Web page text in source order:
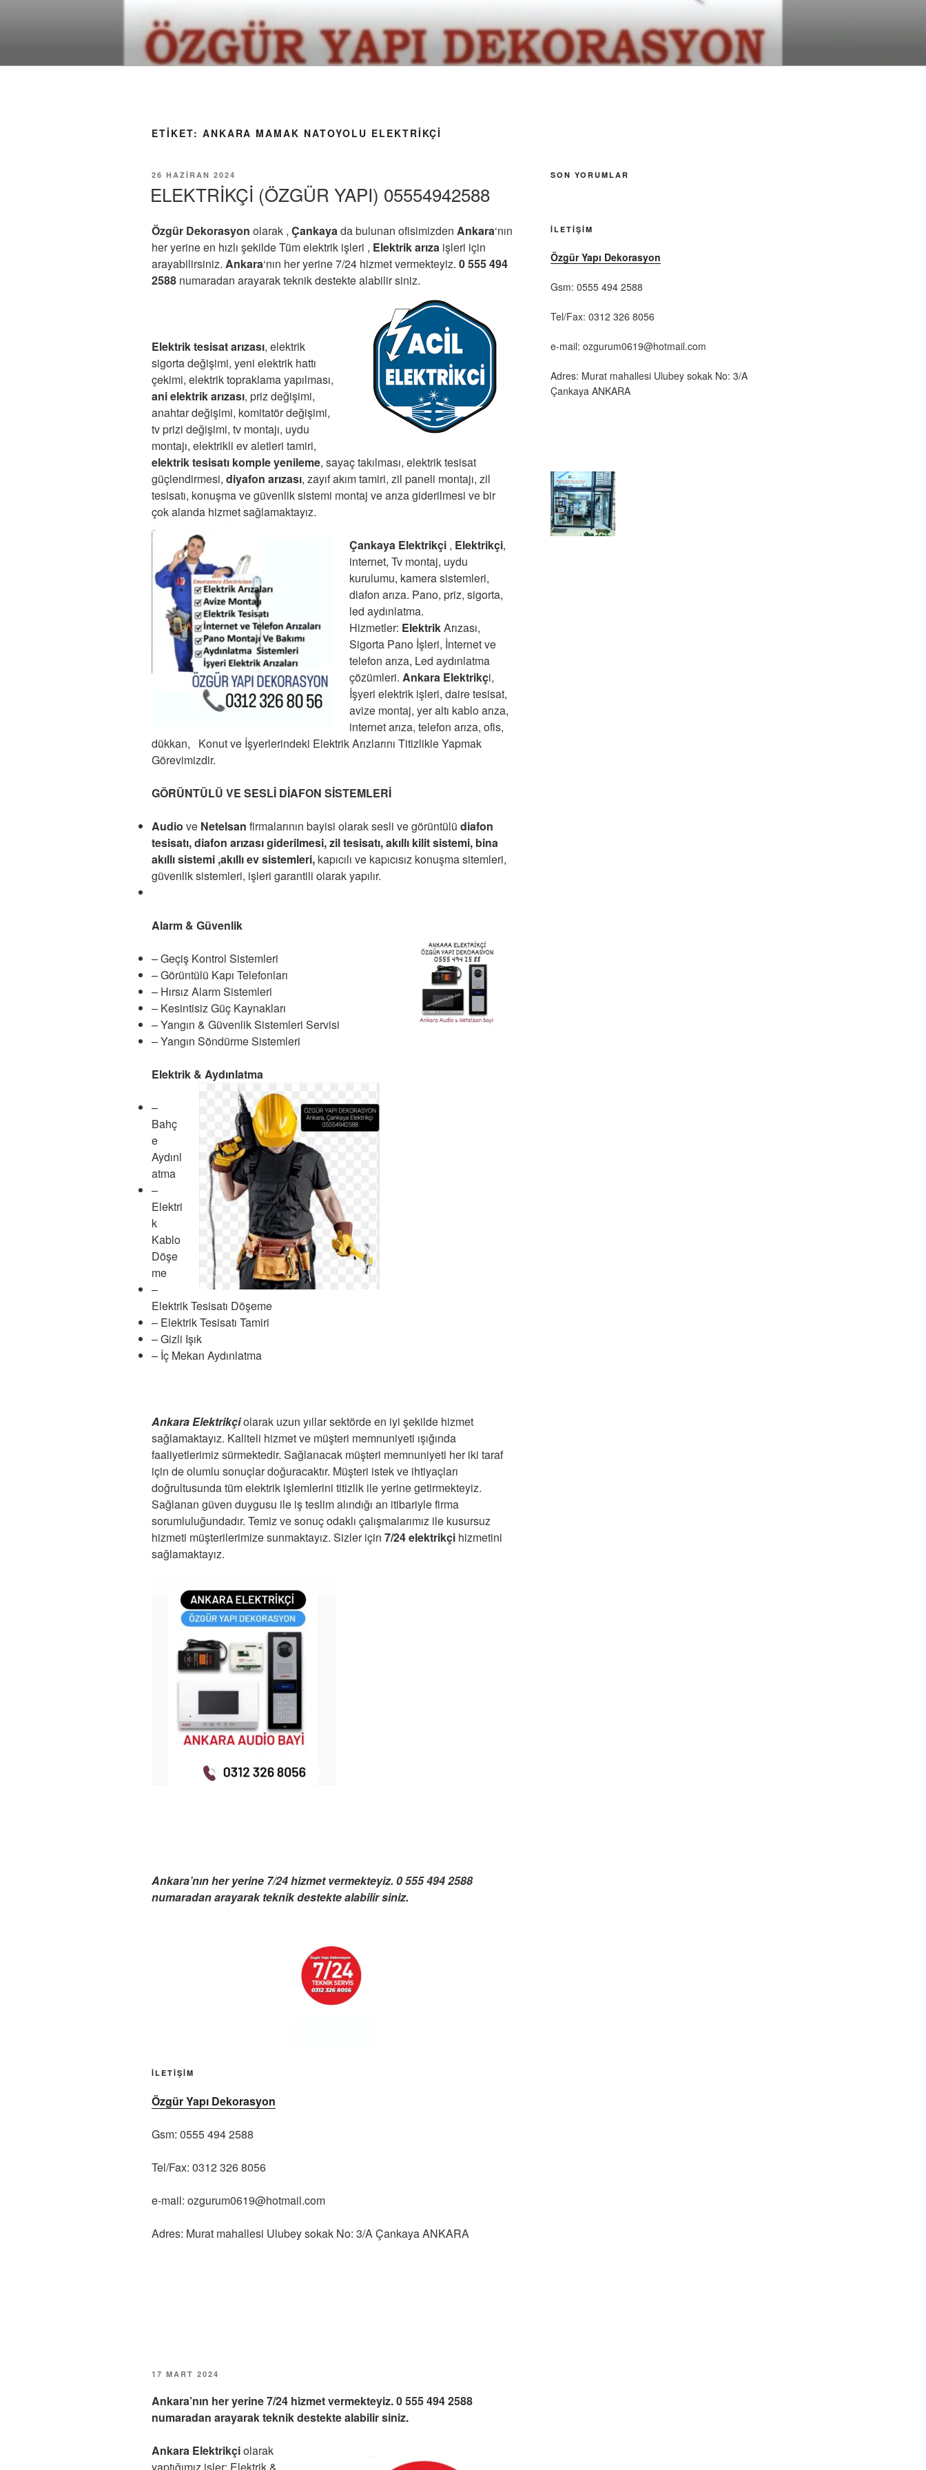
ETIKET: ANKARA MAMAK NATOYOLU ELEKTRIKÇI
YAYIM
26 HAZIRAN 2024
ELEKTRİKÇİ (ÖZGÜR YAPI) 05554942588
Özgür Dekorasyon olarak , Çankayada bulunan ofisimizden Ankara‘nın
her yerine en hızlı şekilde Tüm elektrik işleri , Elektrik arıza işleri için
arayabilirsiniz. Ankara‘nın her yerine 7/24 hizmet vermekteyiz. 0 555 494
2588 numaradan arayarak teknik destekte alabilir siniz.
Elektrik tesisat arızası, elektrik
sigorta değişimi, yeni elektrik hattı
çekimi, elektrik topraklama yapılması,
ani elektrik arızası, priz değişimi,
anahtar değişimi, komitatör değişimi,
tv prizi değişimi, tv montajı, uydu
montajı, elektrikli ev aletleri tamiri,
elektrik tesisatı komple yenileme, sayaç takılması, elektrik tesisat
güçlendirmesi, diyafon arızası, zayıf akım tamiri, zil paneli montajı, zil
tesisatı, konuşma ve güvenlik sistemi montaj ve arıza giderilmesi ve bir
çok alanda hizmet sağlamaktayız.
Çankaya Elektrikçi , Elektrikçi,
internet, Tv montaj, uydu
kurulumu, kamera sistemleri,
diafon arıza. Pano, priz, sigorta,
led aydınlatma.
Hizmetler: ElektrikArızası,
Sigorta Pano İşleri, İnternet ve
telefon arıza, Led aydınlatma
çözümleri. Ankara Elektrikçi,
İşyeri elektrik işleri, daire tesisat,
avize montaj, yer altı kablo arıza,
internet arıza, telefon arıza, ofis,
dükkan,
Konut ve İşyerlerindeki Elektrik Arızlarını Titizlikle Yapmak
Görevimizdir.
GÖRÜNTÜLÜ VE SESLİ DİAFON SİSTEMLERİ
Audio ve Netelsan firmalarının bayisi olarak sesli ve görüntülü diafon
tesisatı, diafon arızası giderilmesi, zil tesisatı, akıllı kilit sistemi, bina
akıllı sistemi ,akıllı ev sistemleri, kapıcılı ve kapıcısız konuşma sitemleri,
güvenlik sistemleri, işleri garantili olarak yapılır.
Alarm & Güvenlik
– Geçiş Kontrol Sistemleri
– Görüntülü Kapı Telefonları
– Hırsız Alarm Sistemleri
– Kesintisiz Güç Kaynakları
– Yangın & Güvenlik Sistemleri Servisi
– Yangın Söndürme Sistemleri
Elektrik & Aydınlatma
–
Bahç
e
Aydınl
atma
–
Elektri
k
Kablo
Döşe
me
–
Elektrik Tesisatı Döşeme
– Elektrik Tesisatı Tamiri
– Gizli Işık
– İç Mekan Aydınlatma
Ankara Elektrikçiolarak uzun yıllar sektörde en iyi şekilde hizmet
sağlamaktayız. Kaliteli hizmet ve müşteri memnuniyeti ışığında
faaliyetlerimiz sürmektedir. Sağlanacak müşteri memnuniyeti her iki taraf
için de olumlu sonuçlar doğuracaktır. Müşteri istek ve ihtiyaçları
doğrultusunda tüm elektrik işlemlerini titizlik ile yerine getirmekteyiz.
Sağlanan güven duygusu ile iş teslim alındığı an itibariyle firma
sorumluluğundadır. Temiz ve sonuç odaklı çalışmalarımız ile kusursuz
hizmeti müşterilerimize sunmaktayız. Sizler için 7/24 elektrikçi hizmetini
sağlamaktayız.
Ankara’nın her yerine 7/24 hizmet vermekteyiz. 0 555 494 2588
numaradan arayarak teknik destekte alabilir siniz.
İLETİŞİM
Özgür Yapı Dekorasyon
Gsm: 0555 494 2588
Tel/Fax: 0312 326 8056
e-mail: ozgurum0619@hotmail.com
Adres: Murat mahallesi Ulubey sokak No: 3/A Çankaya ANKARA
YAYIM
17 MART 2024
Ankara’nın her yerine 7/24 hizmet vermekteyiz. 0 555 494 2588
numaradan arayarak teknik destekte alabilir siniz.
Ankara Elektrikçiolarak
yaptığımız işler: Elektrik &
SON YORUMLAR
İLETIŞIM
Özgür Yapı Dekorasyon
Gsm: 0555 494 2588
Tel/Fax: 0312 326 8056
e-mail: ozgurum0619@hotmail.com
Adres: Murat mahallesi Ulubey sokak No: 3/A
Çankaya ANKARA